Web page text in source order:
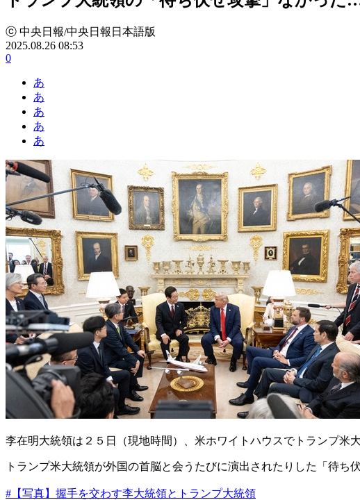
ⓒ 中央日報/中央日報日本語版
2025.08.26 08:53
0
あ
あ
あ
あ
あ
李在明大統領は２５日（現地時間）、米ホワイトハウスでトランプ
トランプ米大統領が外国の首脳と会うたびに演出されたりした「待
#【写真】握手を交わす李大統領とトランプ大統領